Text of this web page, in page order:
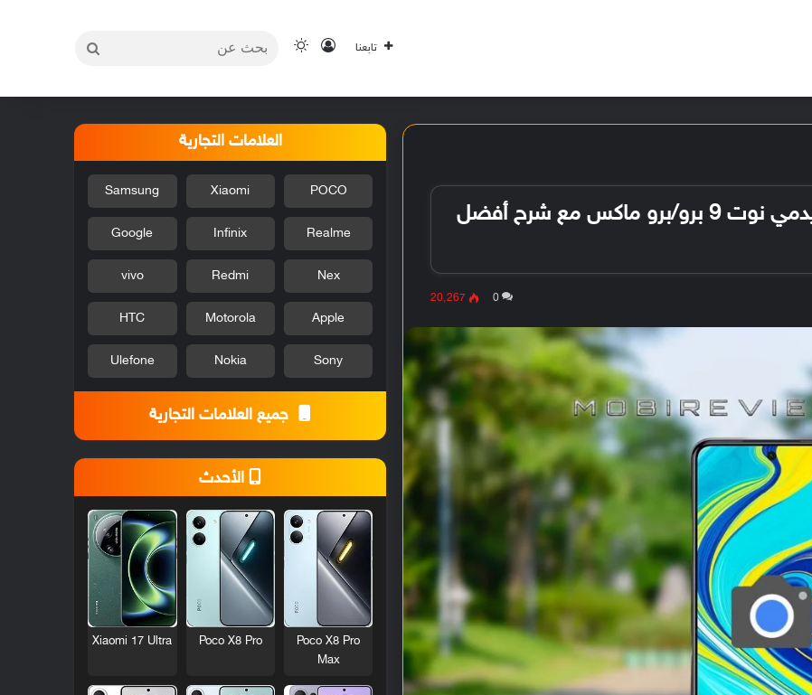
تابعنا تسجيل الدخول
الوضع المظلم
تنزيل تطبيق جوجل كاميرا لهاتف ريدمي نوت 9 برو/برو ماكس مع شرح أفضل
0 20٬267
العلامات التجارية
POCO
Xiaomi
Samsung
Realme
Infinix
Google
Nex
Redmi
vivo
Apple
Motorola
HTC
Sony
Nokia
Ulefone
جميع العلامات التجارية
الأحدث
Poco X8 Pro
Max
Poco X8 Pro
Xiaomi 17 Ultra